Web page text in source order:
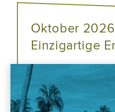
Oktober
Einzigartige